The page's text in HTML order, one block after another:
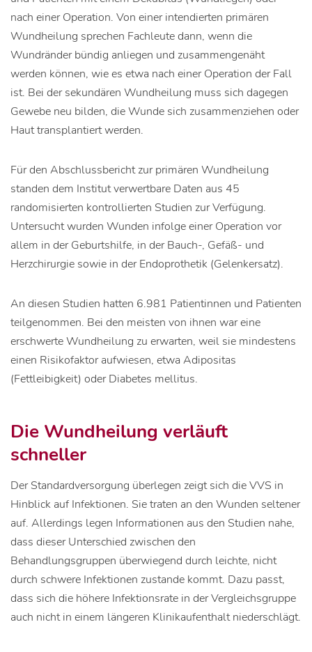
nach einer Operation. Von einer intendierten primären
Wundheilung sprechen Fachleute dann, wenn die
Wundränder bündig anliegen und zusammengenäht
werden können, wie es etwa nach einer Operation der Fall
ist. Bei der sekundären Wundheilung muss sich dagegen
Gewebe neu bilden, die Wunde sich zusammenziehen oder
Haut transplantiert werden.
Für den Abschlussbericht zur primären Wundheilung
standen dem Institut verwertbare Daten aus 45
randomisierten kontrollierten Studien zur Verfügung.
Untersucht wurden Wunden infolge einer Operation vor
allem in der Geburtshilfe, in der Bauch-, Gefäß- und
Herzchirurgie sowie in der Endoprothetik (Gelenkersatz).
An diesen Studien hatten 6.981 Patientinnen und Patienten
teilgenommen. Bei den meisten von ihnen war eine
erschwerte Wundheilung zu erwarten, weil sie mindestens
einen Risikofaktor aufwiesen, etwa Adipositas
(Fettleibigkeit) oder Diabetes mellitus.
Die Wundheilung verläuft
schneller
Der Standardversorgung überlegen zeigt sich die VVS in
Hinblick auf Infektionen. Sie traten an den Wunden seltener
auf. Allerdings legen Informationen aus den Studien nahe,
dass dieser Unterschied zwischen den
Behandlungsgruppen überwiegend durch leichte, nicht
durch schwere Infektionen zustande kommt. Dazu passt,
dass sich die höhere Infektionsrate in der Vergleichsgruppe
auch nicht in einem längeren Klinikaufenthalt niederschlägt.